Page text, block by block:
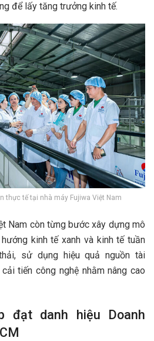
để lấy tăng trưởng kinh tế.
thực tế tại nhà máy Fujiwa Việt Nam
Nam còn từng bước xây dựng mô
kinh tế xanh và kinh tế tuần
sử dụng hiệu quả nguồn tài
tiến công nghệ nhằm nâng cao
đạt danh hiệu Doanh